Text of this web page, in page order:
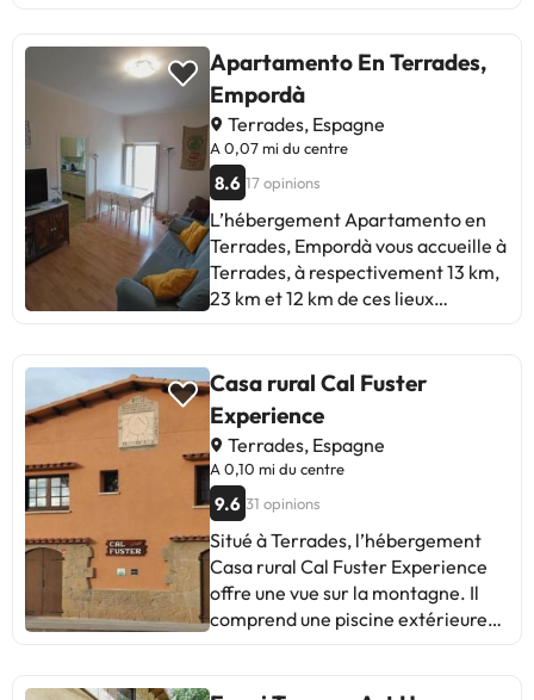
Apartamento En Terrades,
Empordà
Terrades, Espagne
A 0,07 mi du centre
8.6 17 opinions
L’hébergement Apartamento en
Terrades, Empordà vous accueille à
Terrades, à respectivement 13 km,
23 km et 12 km de ces lieux
Vilafant. Il comprend un balcon et
une connexion Wi-Fi gratuite. Cet
appartement met à votre
disposition un patio. Cet
appartement comporte 3
chambres, 1 salle de bains, du linge
de lit, des serviettes, une télévision
à écran plat, un coin repas, une
cuisine entièrement équipée et une
terrasse offrant une vue sur la
Empordà assure un service de
Casa rural Cal Fuster
Experience
Terrades, Espagne
A 0,10 mi du centre
9.6 31 opinions
Situé à Terrades, l’hébergement
Casa rural Cal Fuster Experience
offre une vue sur la montagne. Il
comprend une piscine extérieure